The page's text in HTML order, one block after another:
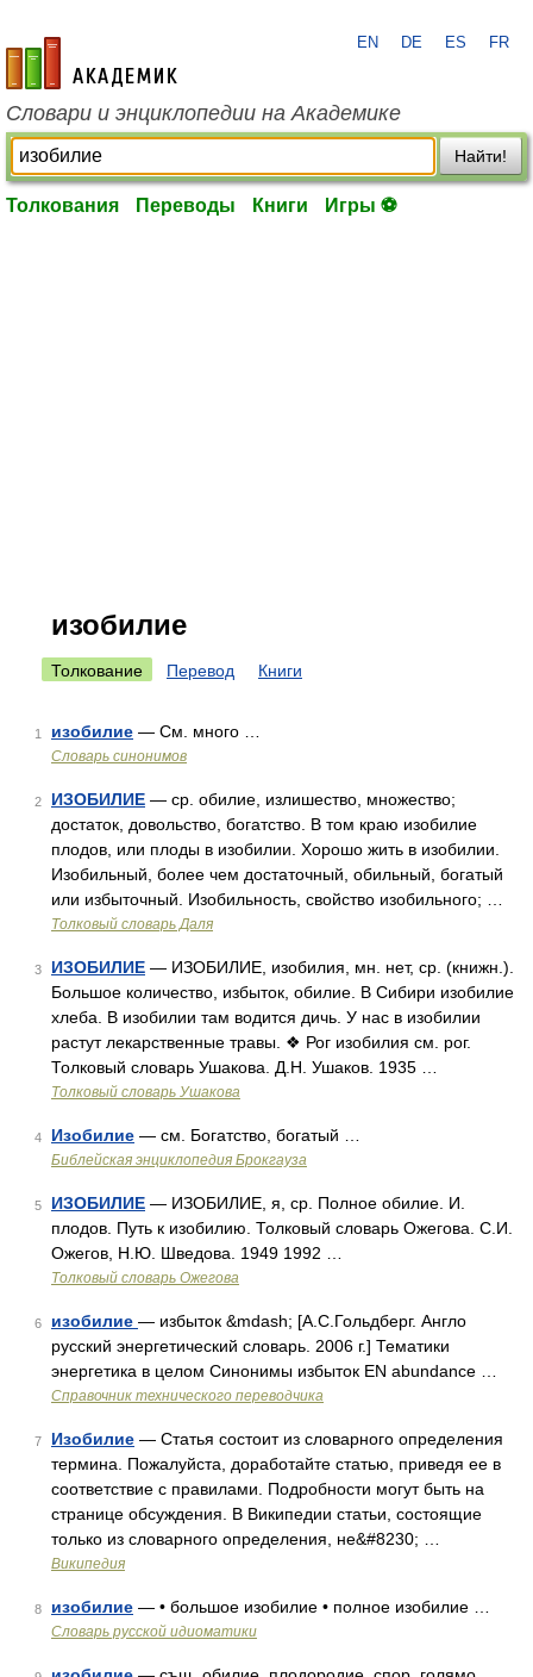
academic.ru
EN DE ES FR
Словари и энциклопедии на Академике
Найти!
Толкования Переводы Книги Игры ⚽
изобилие
Толкование Перевод Книги
1 изобилие — См. много …
Словарь синонимов
2 ИЗОБИЛИЕ — ср. обилие, излишество, множество;
достаток, довольство, богатство. В том краю изобилие
плодов, или плоды в изобилии. Хорошо жить в изобилии.
Изобильный, более чем достаточный, обильный, богатый
или избыточный. Изобильность, свойство изобильного; …
Толковый словарь Даля
3 ИЗОБИЛИЕ — ИЗОБИЛИЕ, изобилия, мн. нет, ср. (книжн.).
Большое количество, избыток, обилие. В Сибири изобилие
хлеба. В изобилии там водится дичь. У нас в изобилии
растут лекарственные травы. ❖ Рог изобилия см. рог.
Толковый словарь Ушакова. Д.Н. Ушаков. 1935 …
Толковый словарь Ушакова
4 Изобилие — см. Богатство, богатый …
Библейская энциклопедия Брокгауза
5 ИЗОБИЛИЕ — ИЗОБИЛИЕ, я, ср. Полное обилие. И.
плодов. Путь к изобилию. Толковый словарь Ожегова. С.И.
Ожегов, Н.Ю. Шведова. 1949 1992 …
Толковый словарь Ожегова
6 изобилие — избыток &mdash; [А.С.Гольдберг. Англо
русский энергетический словарь. 2006 г.] Тематики
энергетика в целом Синонимы избыток EN abundance …
Справочник технического переводчика
7 Изобилие — Статья состоит из словарного определения
термина. Пожалуйста, доработайте статью, приведя ее в
соответствие с правилами. Подробности могут быть на
странице обсуждения. В Википедии статьи, состоящие
только из словарного определения, не&#8230; …
Википедия
8 изобилие — • большое изобилие • полное изобилие …
Словарь русской идиоматики